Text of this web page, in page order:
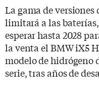
La gama de versiones
limitará a las
esperar hasta 2028
la venta el BMW iX5
modelo de hidrógeno
serie, tras años de